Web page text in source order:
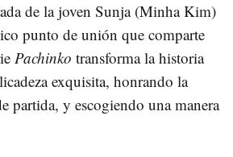
de la joven Sunja (Minha Kim)
punto de unión que comparte
Pachinko transforma la historia
exquisita, honrando la
partida, y escogiendo una manera